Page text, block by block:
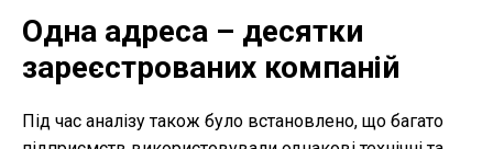
Одна адреса – десятки
зареєстрованих компаній
Під час аналізу також було встановлено, що багато